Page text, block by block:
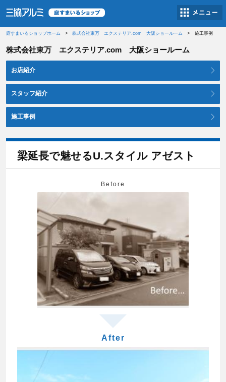
庭すまいるショップホーム 株式会社東万 エクステリア.com 大阪ショールーム 施工事例
株式会社東万 エクステリア.com 大阪ショールーム
お店紹介
スタッフ紹介
施工事例
梁延長で魅せるU.スタイル アゼスト
Before
After